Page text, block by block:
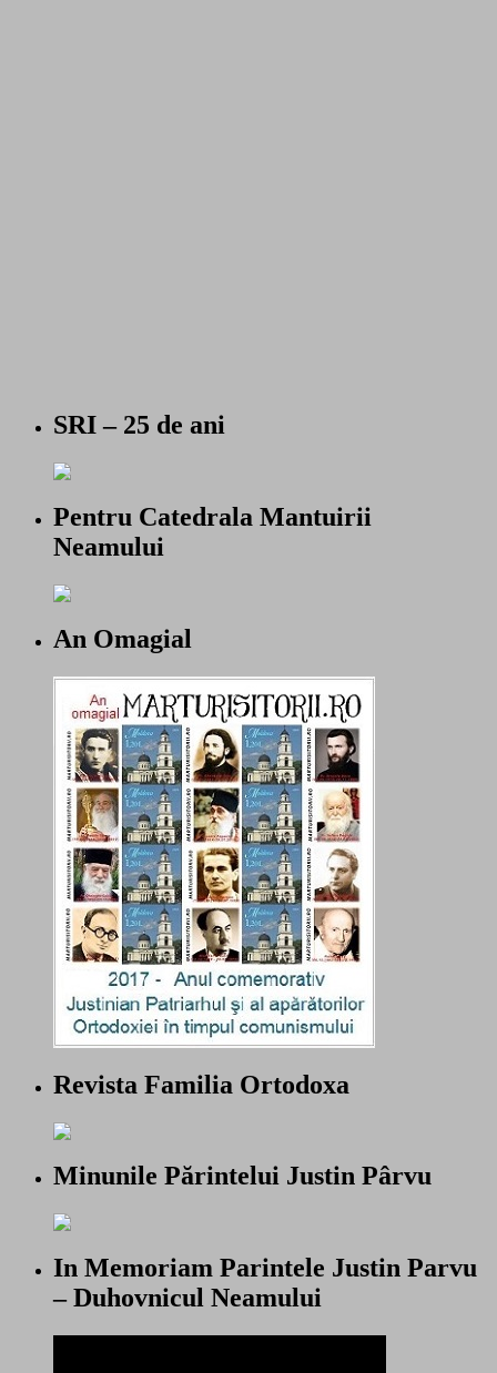
SRI – 25 de ani
Pentru Catedrala Mantuirii
Neamului
An Omagial
Revista Familia Ortodoxa
Minunile Părintelui Justin Pârvu
In Memoriam Parintele Justin Parvu
– Duhovnicul Neamului